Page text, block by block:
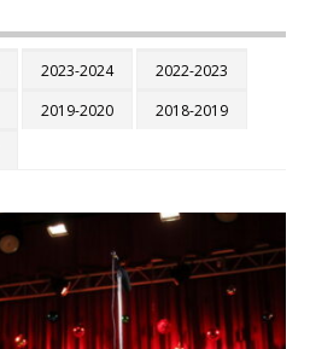
2023-2024
2022-2023
2019-2020
2018-2019